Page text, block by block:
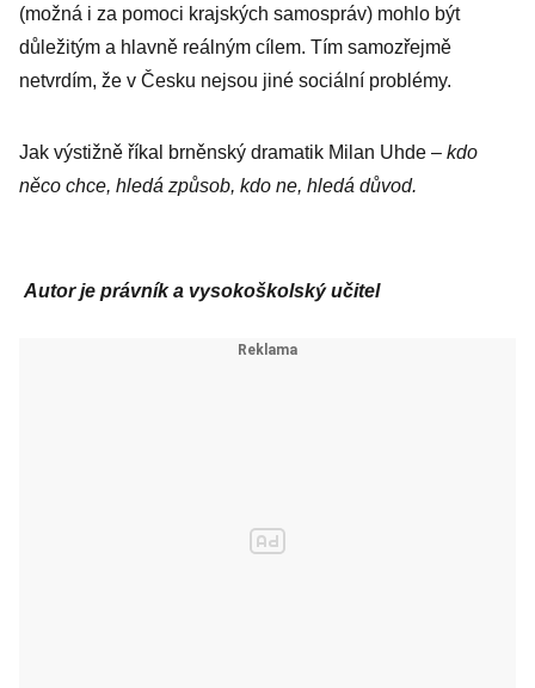
(možná i za pomoci krajských samospráv) mohlo být
důležitým a hlavně reálným cílem. Tím samozřejmě
netvrdím, že v Česku nejsou jiné sociální problémy.
Jak výstižně říkal brněnský dramatik Milan Uhde – kdo
něco chce, hledá způsob, kdo ne, hledá důvod.
Autor je právník a vysokoškolský učitel